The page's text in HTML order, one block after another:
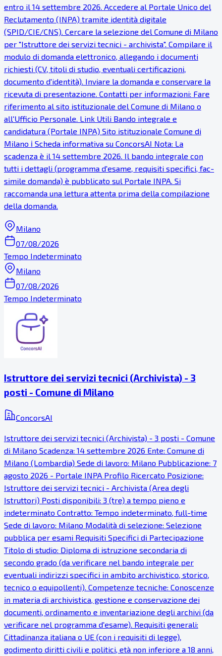
entro il 14 settembre 2026. Accedere al Portale Unico del
Reclutamento (INPA) tramite identità digitale
(SPID/CIE/CNS). Cercare la selezione del Comune di Milano
per "Istruttore dei servizi tecnici - archivista". Compilare il
modulo di domanda elettronico, allegando i documenti
richiesti (CV, titoli di studio, eventuali certificazioni,
documento d'identità). Inviare la domanda e conservare la
ricevuta di presentazione. Contatti per informazioni: Fare
riferimento al sito istituzionale del Comune di Milano o
all'Ufficio Personale. Link Utili Bando integrale e
candidatura (Portale INPA) Sito istituzionale Comune di
Milano ℹ Scheda informativa su ConcorsAI Nota: La
scadenza è il 14 settembre 2026. Il bando integrale con
tutti i dettagli (programma d'esame, requisiti specifici, fac-
simile domanda) è pubblicato sul Portale INPA. Si
raccomanda una lettura attenta prima della compilazione
della domanda.
Milano
07/08/2026
Tempo Indeterminato
Milano
07/08/2026
Tempo Indeterminato
Istruttore dei servizi tecnici (Archivista) - 3
posti - Comune di Milano
ConcorsAI
Istruttore dei servizi tecnici (Archivista) - 3 posti - Comune
di Milano Scadenza: 14 settembre 2026 Ente: Comune di
Milano (Lombardia) Sede di lavoro: Milano Pubblicazione: 7
agosto 2026 - Portale INPA Profilo Ricercato Posizione:
Istruttore dei servizi tecnici - Archivista (Area degli
Istruttori) Posti disponibili: 3 (tre) a tempo pieno e
indeterminato Contratto: Tempo indeterminato, full-time
Sede di lavoro: Milano Modalità di selezione: Selezione
pubblica per esami Requisiti Specifici di Partecipazione
Titolo di studio: Diploma di istruzione secondaria di
secondo grado (da verificare nel bando integrale per
eventuali indirizzi specifici in ambito archivistico, storico,
tecnico o equipollenti). Competenze tecniche: Conoscenze
in materia di archivistica, gestione e conservazione dei
documenti, ordinamento e inventariazione degli archivi (da
verificare nel programma d'esame). Requisiti generali:
Cittadinanza italiana o UE (con i requisiti di legge),
godimento diritti civili e politici, età non inferiore a 18 anni,